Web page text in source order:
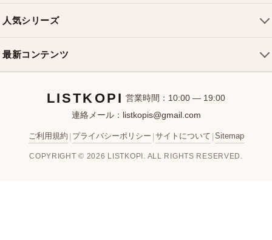
返品・交換
お問い合わせ
クロスボディバッグ
ミニバッグ
バケットバッグ
シャネルバッグ
ディオールバッグ
人気シリーズ
最新コンテンツ
新着アイテム
ブランドカテゴリ
お客様レビュー
LISTKOPI 営業時間：10:00 — 19:00
連絡メール： listkopis@gmail.com
ご利用規約 プライバシーポリシー サイトについて Sitemap
COPYRIGHT © 2026 LISTKOPI. ALL RIGHTS RESERVED.